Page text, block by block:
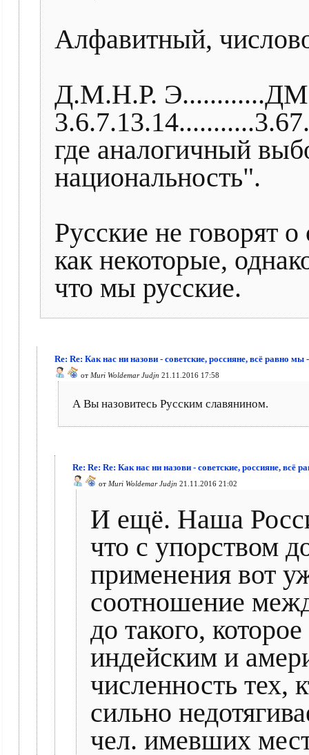
Алфавитный,
Д.М.Н.Р.
где аналогичный
национальность".
Русские не говорят
как некоторые,
что мы русские.
Re: Re: Как нас ни назови - советские, россияне, всё равно мы
от Muri Woldemar Judjn 21.11.2016 17:58
А Вы назовитесь Русским славянином.
Re: Re: Re: Как нас ни назови - советские, россияне, всё
от Muri Woldemar Judjn 21.11.2016 21:02
И ещё. Наша
что с упорством
применения вот
соотношение
до такого,
индейским и
численность тех,
сильно
чел. имевших